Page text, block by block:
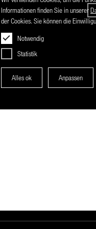
Informationen finden Sie in unserer
der Cookies. Sie können die
Notwendig
Statistik
Alles ok Anpassen
bei Ihnen zu Hause geht.